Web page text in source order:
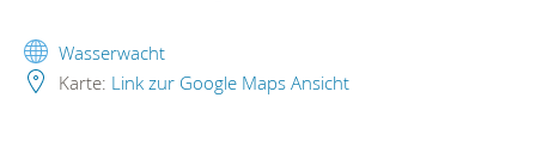
Wasserwacht
Karte: Link zur Google Maps Ansicht